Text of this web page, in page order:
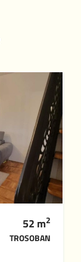
52 m2
TROSOBAN